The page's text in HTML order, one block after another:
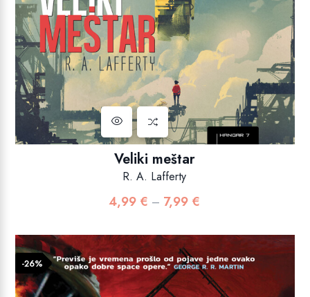
Veliki meštar
R. A. Lafferty
4,99 € – 7,99 €
od
4,99 €
do
7,99 €
-26%